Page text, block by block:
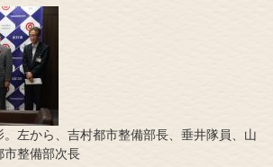
左から、吉村都市整備部長、垂井隊員、山
市整備部次長